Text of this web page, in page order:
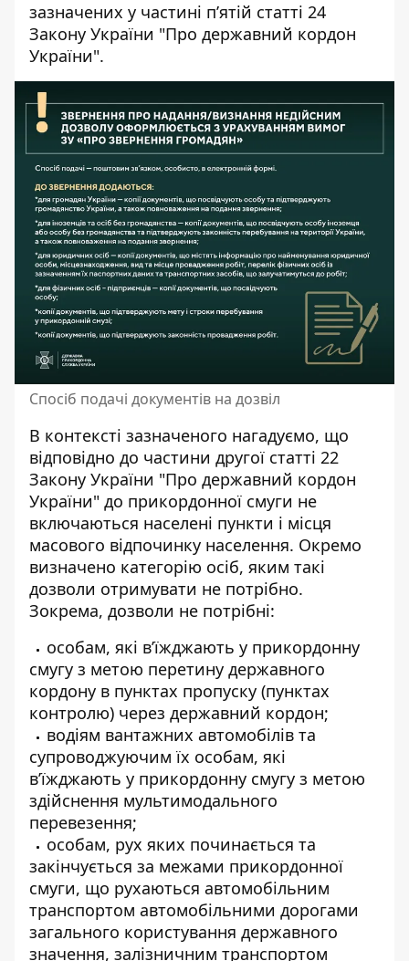
зазначених у частині п’ятій статті 24
Закону України "Про державний кордон
України".
Спосіб подачі документів на дозвіл
В контексті зазначеного нагадуємо, що
відповідно до частини другої статті 22
Закону України "Про державний кордон
України" до прикордонної смуги не
включаються населені пункти і місця
масового відпочинку населення. Окремо
визначено категорію осіб, яким такі
дозволи отримувати не потрібно.
Зокрема, дозволи не потрібні:
особам, які в’їжджають у прикордонну
смугу з метою перетину державного
кордону в пунктах пропуску (пунктах
контролю) через державний кордон;
водіям вантажних автомобілів та
супроводжуючим їх особам, які
в’їжджають у прикордонну смугу з метою
здійснення мультимодального
перевезення;
особам, рух яких починається та
закінчується за межами прикордонної
смуги, що рухаються автомобільним
транспортом автомобільними дорогами
загального користування державного
значення, залізничним транспортом